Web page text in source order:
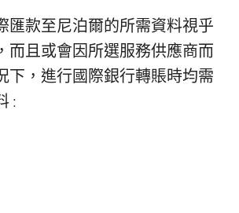
匯款至尼泊爾的所需資料視乎
而且或會因所選服務供應商而
下，進行國際銀行轉賬時均需
: